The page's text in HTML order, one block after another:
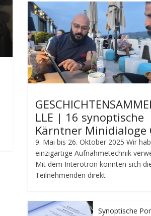
LLE | 16 synoptische
Kärntner Minidialoge
9. Mai bis 26. Oktober 2025 Wir
einzigartige Aufnahmetechnik
Mit dem Interotron konnten sich
Teilnehmenden direkt
Synoptische